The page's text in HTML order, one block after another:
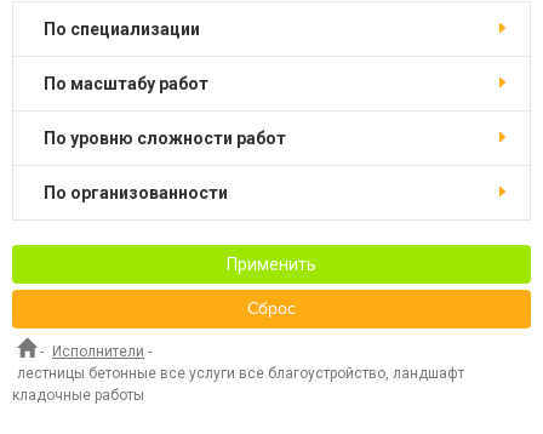
по специализации
по масштабу работ
по уровню сложности работ
по организованности
Применить
Сброс
- Исполнители -
лестницы бетонные все услуги все благоустройство, ландшафт
кладочные работы